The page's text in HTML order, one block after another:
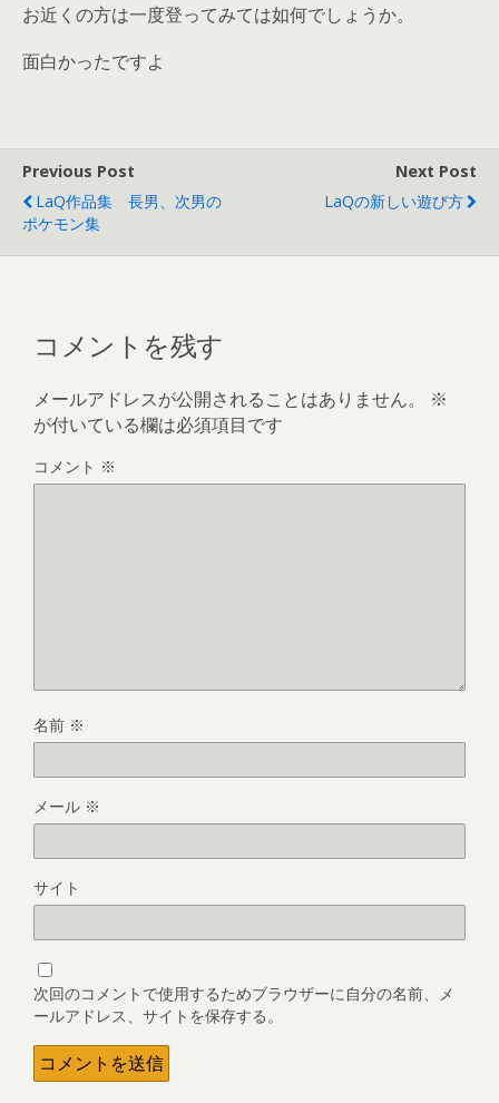
お近くの方は一度登ってみては如何でしょうか。
面白かったですよ
Previous Post
LaQ作品集 長男、次男の
ポケモン集
Next Post
LaQの新しい遊び方
コメントを残す
メールアドレスが公開されることはありません。
※
が付いている欄は必須項目です
コメント ※
名前 ※
メール ※
サイト
次回のコメントで使用するためブラウザーに自分の名前、メ
ールアドレス、サイトを保存する。